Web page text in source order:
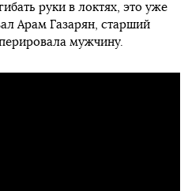
руки в локтях, это уже
Арам Газарян, старший
мужчину.